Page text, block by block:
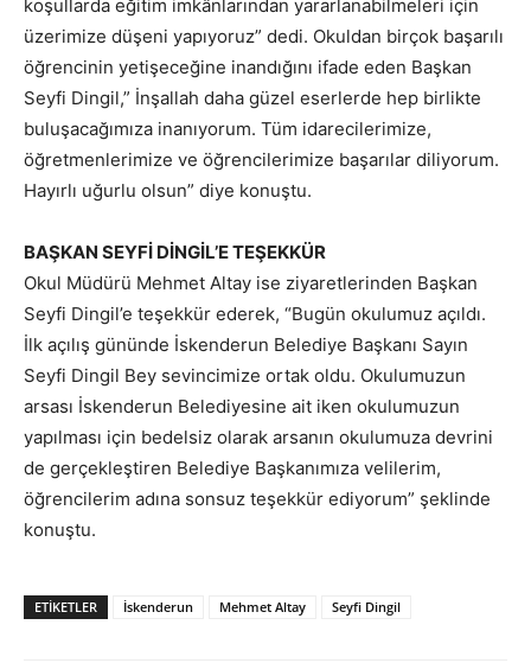
koşullarda eğitim imkânlarından yararlanabilmeleri için
üzerimize düşeni yapıyoruz” dedi. Okuldan birçok başarılı
öğrencinin yetişeceğine inandığını ifade eden Başkan
Seyfi Dingil,” İnşallah daha güzel eserlerde hep birlikte
buluşacağımıza inanıyorum. Tüm idarecilerimize,
öğretmenlerimize ve öğrencilerimize başarılar diliyorum.
Hayırlı uğurlu olsun” diye konuştu.
BAŞKAN SEYFİ DİNGİL’E TEŞEKKÜR
Okul Müdürü Mehmet Altay ise ziyaretlerinden Başkan
Seyfi Dingil’e teşekkür ederek, “Bugün okulumuz açıldı.
İlk açılış gününde İskenderun Belediye Başkanı Sayın
Seyfi Dingil Bey sevincimize ortak oldu. Okulumuzun
arsası İskenderun Belediyesine ait iken okulumuzun
yapılması için bedelsiz olarak arsanın okulumuza devrini
de gerçekleştiren Belediye Başkanımıza velilerim,
öğrencilerim adına sonsuz teşekkür ediyorum” şeklinde
konuştu.
ETIKETLER İskenderun Mehmet Altay Seyfi Dingil